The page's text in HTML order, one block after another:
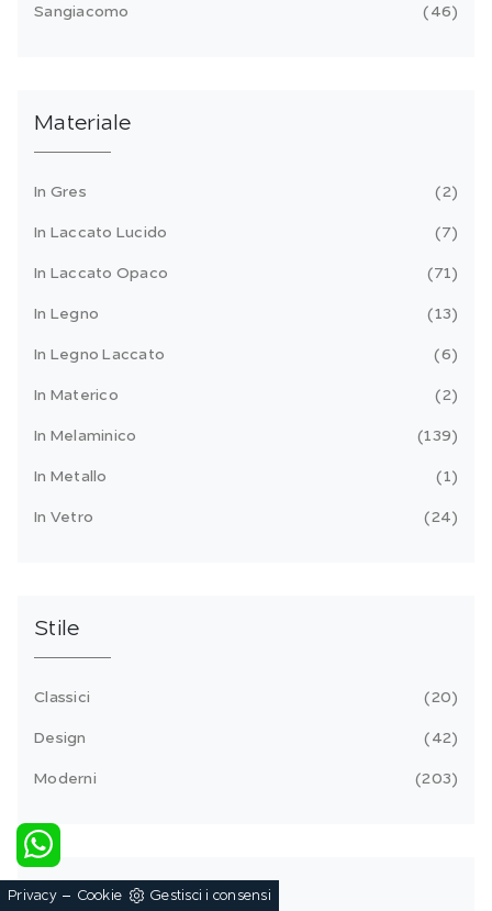
Sangiacomo 46
Materiale
In Gres 2
In Laccato Lucido 7
In Laccato Opaco 71
In Legno 13
In Legno Laccato 6
In Materico 2
In Melaminico 139
In Metallo 1
In Vetro 24
Stile
Classici 20
Design 42
Moderni 203
Tipologia
Privacy- Cookie Gestisci i consensi